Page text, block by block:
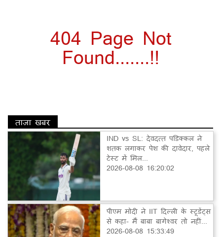
404 Page Not
Found.......!!
ताज़ा खबर
IND vs SL: देवदत्त पडिक्कल ने
शतक लगाकर पेश की दावेदार, पहले
टेस्ट में मिल...
2026-08-08 16:20:02
पीएम मोदी ने IIT दिल्ली के स्टूडेंट्स
से कहा- मैं बाबा बागेश्वर तो नहीं...
2026-08-08 15:33:49